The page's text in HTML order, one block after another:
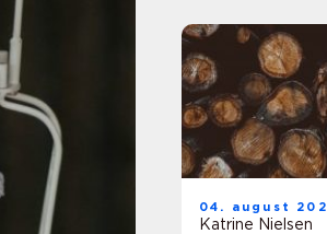
04. august
Katrine Nielsen